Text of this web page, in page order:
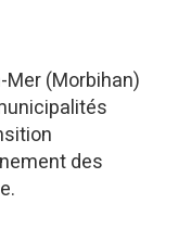
Mer (Morbihan)
des